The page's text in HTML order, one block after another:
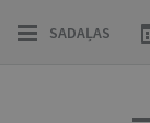
SADAĻAS